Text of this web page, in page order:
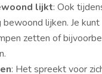
lijkt: Ook
lijken. Je
zetten of
: Het spreekt voor